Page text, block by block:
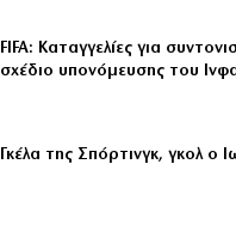
FIFA: Καταγγελίες για
σχέδιο υπονόμευσης του
Γκέλα της Σπόρτινγκ, γκολ ο